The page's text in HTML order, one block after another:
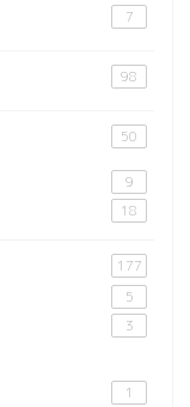
7
98
50
9
18
177
5
3
1